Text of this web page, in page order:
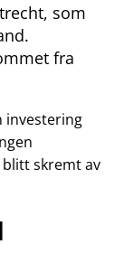
som
fra
investering
skremt av